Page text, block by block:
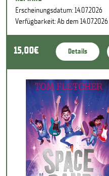
Erscheinungsdatum: 14.07.2026
Verfügbarkeit: Ab dem 14.07.2026
15,00€ Details